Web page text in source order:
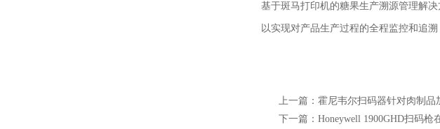
基于斑马打印机的糖果生产溯源管理解
以实现对产品生产过程的全程监控和追
上一篇：霍尼韦尔扫码器针对肉制品
下一篇：Honeywell 1900GHD扫码